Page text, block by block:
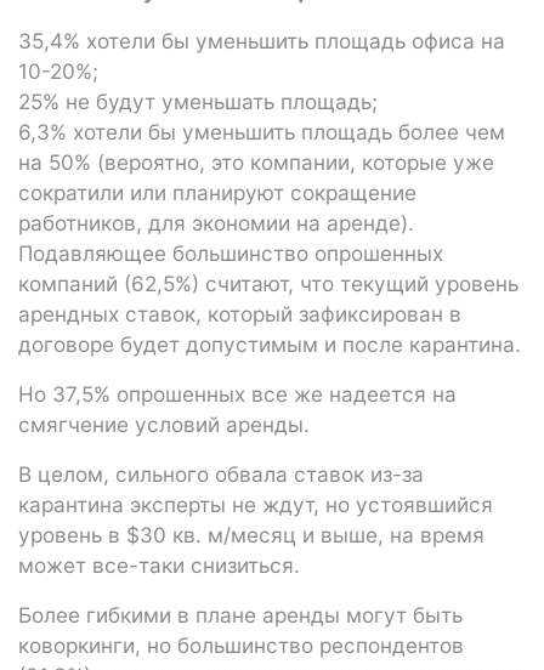
35,4% хотели бы уменьшить площадь офиса на
10-20%;
25% не будут уменьшать площадь;
6,3% хотели бы уменьшить площадь более чем
на 50% (вероятно, это компании, которые уже
сократили или планируют сокращение
работников, для экономии на аренде).
Подавляющее большинство опрошенных
компаний (62,5%) считают, что текущий уровень
арендных ставок, который зафиксирован в
договоре будет допустимым и после карантина.
Но 37,5% опрошенных все же надеется на
смягчение условий аренды.
В целом, сильного обвала ставок из-за
карантина эксперты не ждут, но устоявшийся
уровень в $30 кв. м/месяц и выше, на время
может все-таки снизиться.
Более гибкими в плане аренды могут быть
коворкинги, но большинство респондентов